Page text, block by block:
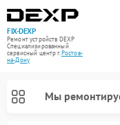
FIX-DEXP
Ремонт устройств DEXP
Специализированный
cервисный центр г.Ростов-
на-Дону
Мы